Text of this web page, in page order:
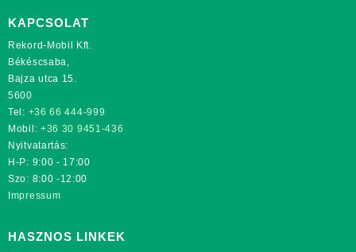
KAPCSOLAT
Rekord-Mobil Kft.
Békéscsaba,
Bajza utca 15.
5600
Tel: +36 66 444-999
Mobil: +36 30 9451-436
Nyitvatartás:
H-P: 9:00 - 17:00
Szo: 8:00 -12:00
Impressum
HASZNOS LINKEK